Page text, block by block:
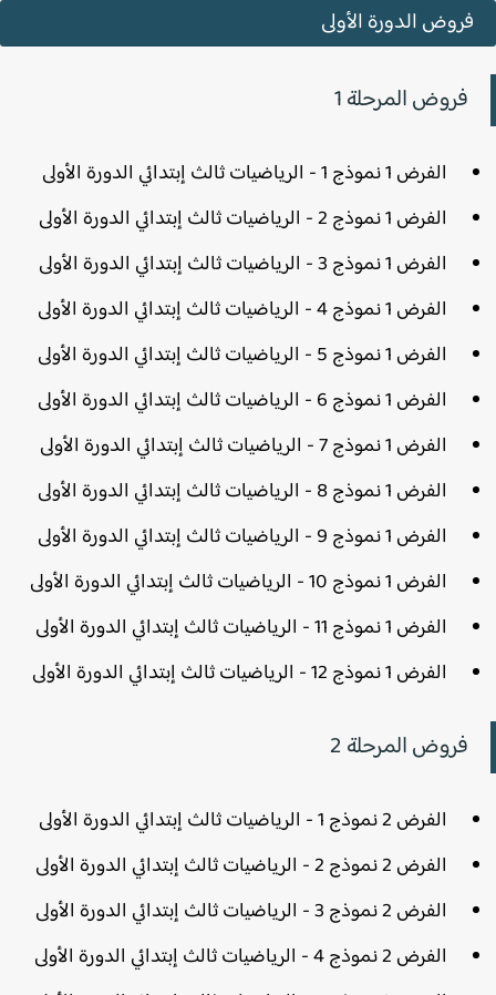
فروض الدورة الأولى
فروض المرحلة 1
الفرض 1 نموذج 1 - الرياضيات ثالث إبتدائي الدورة الأولى
الفرض 1 نموذج 2 - الرياضيات ثالث إبتدائي الدورة الأولى
الفرض 1 نموذج 3 - الرياضيات ثالث إبتدائي الدورة الأولى
الفرض 1 نموذج 4 - الرياضيات ثالث إبتدائي الدورة الأولى
الفرض 1 نموذج 5 - الرياضيات ثالث إبتدائي الدورة الأولى
الفرض 1 نموذج 6 - الرياضيات ثالث إبتدائي الدورة الأولى
الفرض 1 نموذج 7 - الرياضيات ثالث إبتدائي الدورة الأولى
الفرض 1 نموذج 8 - الرياضيات ثالث إبتدائي الدورة الأولى
الفرض 1 نموذج 9 - الرياضيات ثالث إبتدائي الدورة الأولى
الفرض 1 نموذج 10 - الرياضيات ثالث إبتدائي الدورة الأولى
الفرض 1 نموذج 11 - الرياضيات ثالث إبتدائي الدورة الأولى
الفرض 1 نموذج 12 - الرياضيات ثالث إبتدائي الدورة الأولى
فروض المرحلة 2
الفرض 2 نموذج 1 - الرياضيات ثالث إبتدائي الدورة الأولى
الفرض 2 نموذج 2 - الرياضيات ثالث إبتدائي الدورة الأولى
الفرض 2 نموذج 3 - الرياضيات ثالث إبتدائي الدورة الأولى
الفرض 2 نموذج 4 - الرياضيات ثالث إبتدائي الدورة الأولى